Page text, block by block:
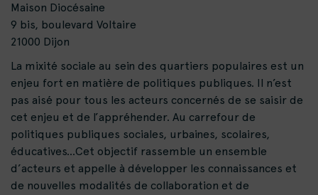
Maison Diocésaine
9 bis, boulevard Voltaire
21000 Dijon
La mixité sociale au sein des quartiers populaires est un
enjeu fort en matière de politiques publiques. Il n’est
pas aisé pour tous les acteurs concernés de se saisir de
cet enjeu et de l’appréhender. Au carrefour de
politiques publiques sociales, urbaines, scolaires,
éducatives…Cet objectif rassemble un ensemble
d’acteurs et appelle à développer les connaissances et
de nouvelles modalités de collaboration et de